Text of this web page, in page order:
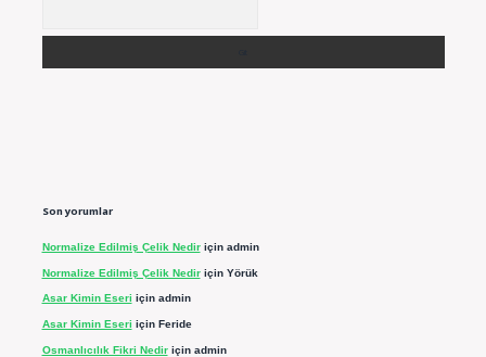
Son yorumlar
Normalize Edilmiş Çelik Nediriçin admin
Normalize Edilmiş Çelik Nediriçin Yörük
Asar Kimin Eseri için admin
Asar Kimin Eseri için Feride
Osmanlıcılık Fikri Nediriçin admin